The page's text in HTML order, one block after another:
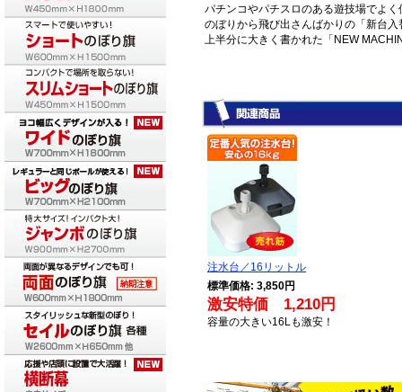
パチンコやパチスロのある遊技場でよ
のぼりから飛び出さんばかりの「新台
上半分に大きく書かれた「NEW
注水台／16リットル
標準価格: 3,850円
激安特価 1,210円
容量の大きい16Lも激安！